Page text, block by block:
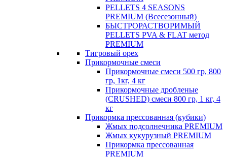
PELLETS 4 SEASONS
PREMIUM (Всесезонный)
БЫСТРОРАСТВОРИМЫЙ
PELLETS PVA & FLAT метод
PREMIUM
Тигровый орех
Прикормочные смеси
Прикормочные смеси 500 гр, 800
гр, 1кг, 4 кг
Прикормочные дробленые
(CRUSHED) смеси 800 гр, 1 кг, 4
кг
Прикормка прессованная (кубики)
Жмых подсолнечника PREMIUM
Жмых кукурузный PREMIUM
Прикормка прессованная
PREMIUM